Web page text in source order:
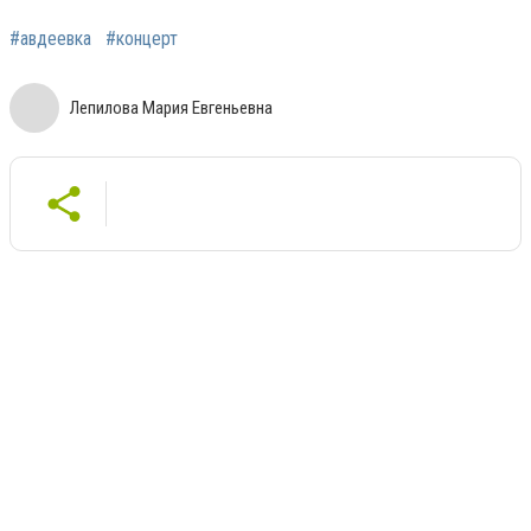
#авдеевка #концерт
Лепилова Мария Евгеньевна